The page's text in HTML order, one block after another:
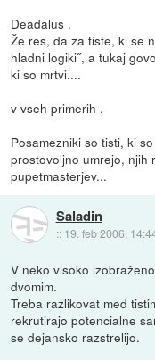
Deadalus .
Že res, da za tiste, ki se
hladni logiki˝, a tukaj
ki so mrtvi....
v vseh primerih .
Posamezniki so tisti, ki
prostovoljno umrejo, njih
pupetmasterjev...
Saladin
:: 19. feb 2006,
V neko visoko
dvomim.
Treba razlikovat med
rekrutirajo potencialne
se dejansko razstrelijo.